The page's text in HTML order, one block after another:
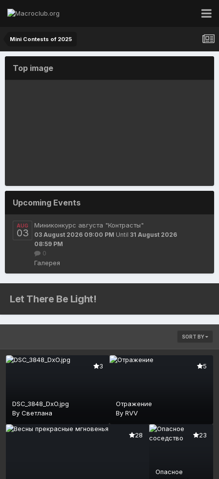
Mini Contests of 2025
Top image
Upcoming Events
AUG
03
Миниконкурс августа "Контрасты"
03 August 2026 09:00 PM Until 31 August 2026
08:59 PM
0
Галерея
Let There Be Light!
SORT BY
3
DSC_3848_DxO.jpg
By Светлана
5
Отражение
By RVV
28 23
Опасное